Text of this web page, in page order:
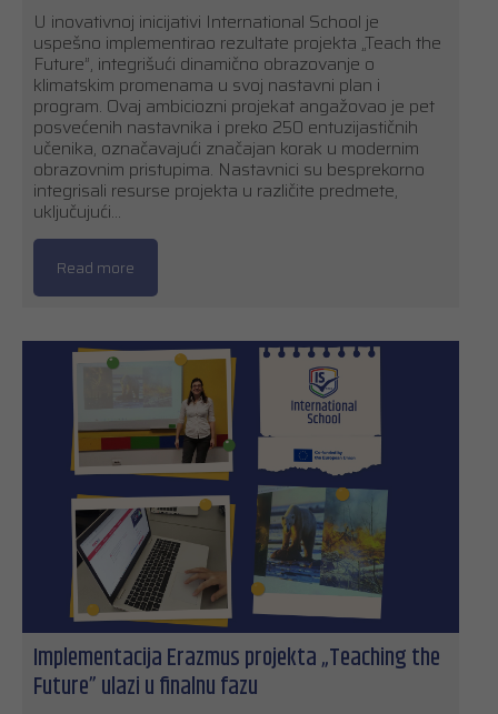
U inovativnoj inicijativi International School je
uspešno implementirao rezultate projekta „Teach the
Future”, integrišući dinamično obrazovanje o
klimatskim promenama u svoj nastavni plan i
program. Ovaj ambiciozni projekat angažovao je pet
posvećenih nastavnika i preko 250 entuzijastičnih
učenika, označavajući značajan korak u modernim
obrazovnim pristupima. Nastavnici su besprekorno
integrisali resurse projekta u različite predmete,
uključujući…
Read more
Implementacija Erazmus projekta „Teaching the
Future” ulazi u finalnu fazu